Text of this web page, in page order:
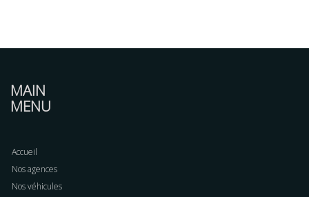
MAIN
MENU
Accueil
Nos agences
Nos véhicules